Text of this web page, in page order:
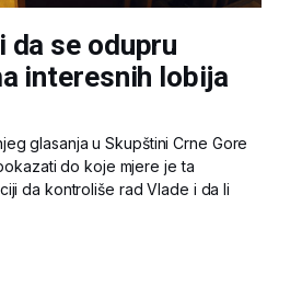
da se odupru
interesnih lobija
glasanja u Skupštini Crne Gore
do koje mjere je ta
da kontroliše rad Vlade i da li